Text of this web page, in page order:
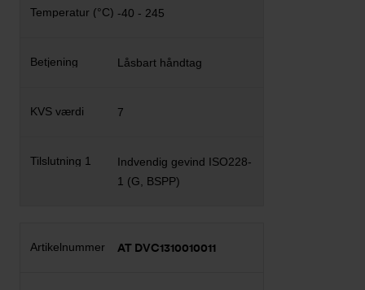
-40 - 245
Låsbart håndtag
7
Indvendig gevind ISO228-
1 (G, BSPP)
AT DVC1310010011